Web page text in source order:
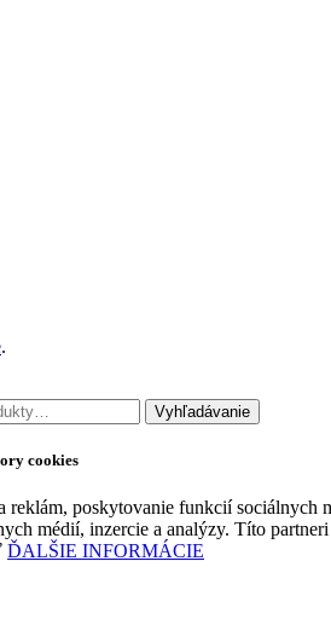
.
Vyhľadávanie
cookies
reklám, poskytovanie funkcií
médií, inzercie a analýzy. Títo
ĎALŠIE INFORMÁCIE